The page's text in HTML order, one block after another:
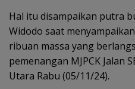
Hal itu disampaikan putra
Widodo saat
ribuan massa yang
pemenangan MJPCK Jalan
Utara Rabu (05/11/24).